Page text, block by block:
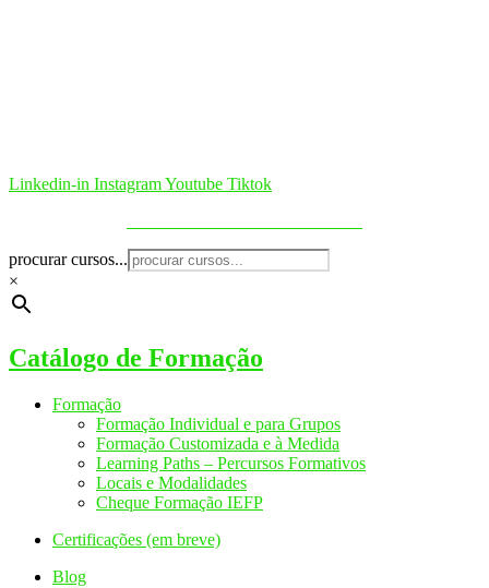
Linkedin-in InstagramYoutube Tiktok
procurar cursos...
×
Catálogo de Formação
Formação
Formação Individual e para Grupos
Formação Customizada e à Medida
Learning Paths – Percursos Formativos
Locais e Modalidades
Cheque Formação IEFP
Certificações (em breve)
Blog